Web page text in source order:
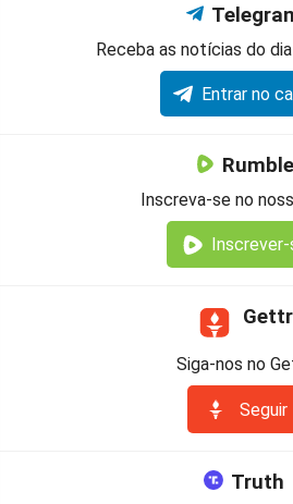
Receba as notícias do
Entrar no
Rumble
Inscreva-se no
Gettr
Siga-nos no
Seguir
Truth